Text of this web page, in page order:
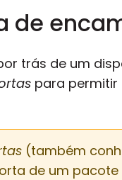
de
trás de um
para permitir
(também
de um